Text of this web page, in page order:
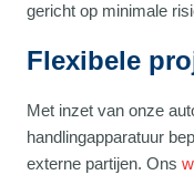
gericht op minimale
Flexibele
Met inzet van onze
handlingapparatuur
externe partijen. Ons